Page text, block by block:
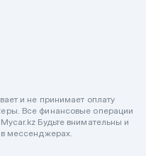
и не принимает оплату
Все финансовые операции
Будьте внимательны и
мессенджерах.